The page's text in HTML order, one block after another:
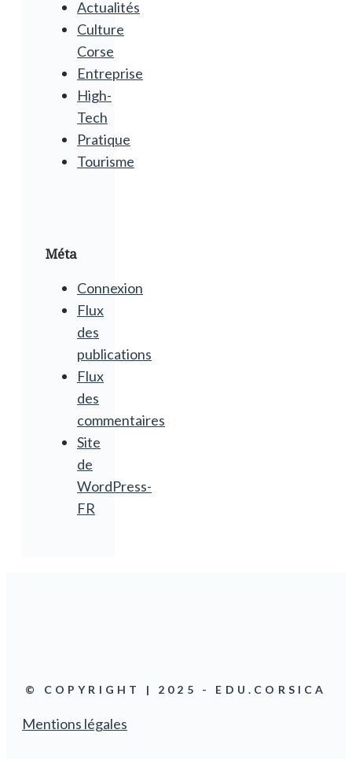
Actualités
Culture
Corse
Entreprise
High-
Tech
Pratique
Tourisme
Méta
Connexion
Flux
des
publications
Flux
des
commentaires
Site
de
WordPress-
FR
© COPYRIGHT | 2025 - EDU.CORSICA
Mentions légales